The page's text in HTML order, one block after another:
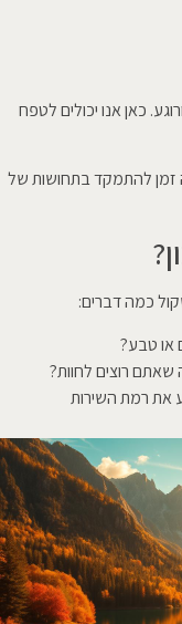
כאן אנו יכולים לטפח
זמן להתמקד בתחושות של
כמה דברים:
או טבע?
שאתם רוצים לחוות?
את רמת השירות